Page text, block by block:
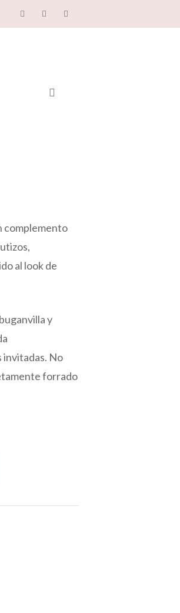
complemento
al look de
y
invitadas. No
forrado